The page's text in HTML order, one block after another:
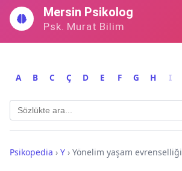
İçeriğe
geç
Mersin Psikolog
Psk. Murat Bilim
A B C Ç D E F G H I
Psikopedia › Y › Yönelim yaşam evrenselliği